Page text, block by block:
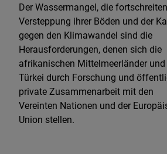
Der Wassermangel, die
Versteppung ihrer Böden und der
gegen den Klimawandel sind die
Herausforderungen, denen sich die
afrikanischen Mittelmeerländer
Türkei durch Forschung und
private Zusammenarbeit mit den
Vereinten Nationen und der
Union stellen.